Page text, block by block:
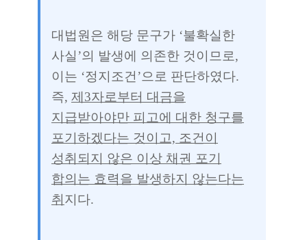
대법원은 해당 문구가 ‘불확실한
사실’의 발생에 의존한 것이므로,
이는 ‘정지조건’으로 판단하였다.
즉, 제3자로부터 대금을
지급받아야만 피고에 대한 청구를
포기하겠다는 것이고, 조건이
성취되지 않은 이상 채권 포기
합의는 효력을 발생하지 않는다는
취 지다.